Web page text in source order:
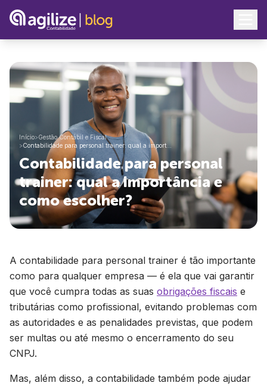
Início>Gestão Contábil e Fiscal
>Contabilidade para personal trainer: qual a import…
Contabilidade para personal
trainer: qual a importância e
como escolher?
A contabilidade para personal trainer é tão importante
como para qualquer empresa — é ela que vai garantir
que você cumpra todas as suas obrigações fiscais e
tributárias como profissional, evitando problemas com
as autoridades e as penalidades previstas, que podem
ser multas ou até mesmo o encerramento do seu
CNPJ.
Mas, além disso, a contabilidade também pode ajudar